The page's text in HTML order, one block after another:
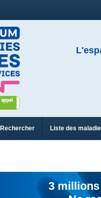
Rechercher Liste des
3 millions